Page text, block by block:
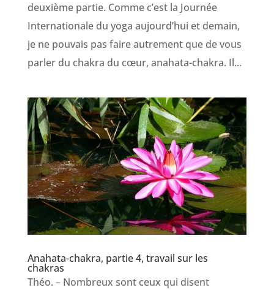
deuxième partie. Comme c’est la Journée
Internationale du yoga aujourd’hui et demain,
je ne pouvais pas faire autrement que de vous
parler du chakra du cœur, anahata-chakra. Il...
Anahata-chakra, partie 4, travail sur les
chakras
Théo. – Nombreux sont ceux qui disent